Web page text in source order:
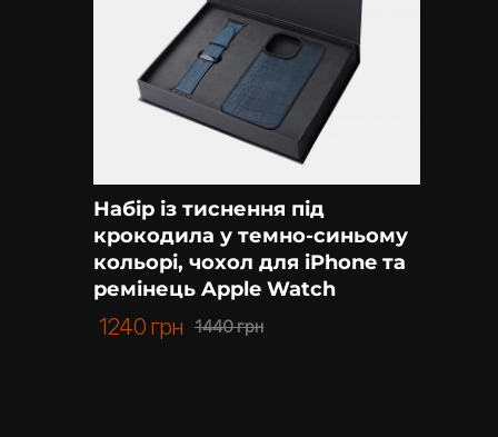
Купити чохол на Айфон у нас – завжди
Набір із тиснення під
крокодила у темно-синьому
кольорі, чохол для iPhone та
ремінець Apple Watch
1440грн
1240 грн